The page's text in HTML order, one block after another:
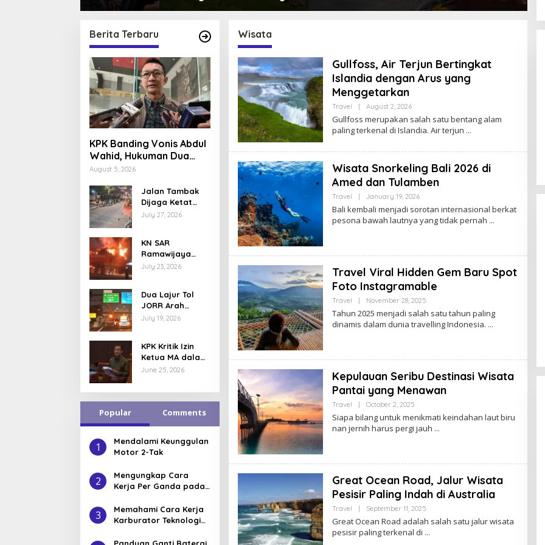
Arus yang Menggetarkan
Docking di Muara Baru
Berita Terbaru
KPK Banding Vonis Abdul
Wahid, Hukuman Dua
Tahun Kembali Diuji
August 5, 2026
Jalan Tambak
Dijaga Ketat
Usai Bentrokan
July 27, 2026
KN SAR
Ramawijaya
Mentawai
Muara Baru
July 23, 2026
Dua Lajur Tol
JORR Arah
Cakung Ditutup
Kendaraan
July 19, 2026
KPK Kritik Izin
Ketua MA dalam
OTT Hakim,
Masuk Akal
June 25, 2026
Popular Comments
1
Mendalami Keunggulan
Motor 2-Tak
2
Mengungkap Cara
Kerja Per Ganda pada
3
Memahami Cara Kerja
Karburator Teknologi
Wisata
Gullfoss, Air Terjun Bertingkat
Islandia dengan Arus yang
Menggetarkan
Travel | August 2, 2026By
Gullfoss merupakan salah satu bentang alam
paling terkenal di Islandia. Air terjun
Wisata Snorkeling Bali 2026 di
Amed dan Tulamben
Travel | January 19, 2026By
Bali kembali menjadi sorotan internasional berkat
pesona bawah lautnya yang tidak pernah
Travel Viral Hidden Gem Baru Spot
Foto Instagramable
Travel | November 28, 2025By
Tahun 2025 menjadi salah satu tahun paling
dinamis dalam dunia travelling Indonesia.
Kepulauan Seribu Destinasi Wisata
Pantai yang Menawan
Travel | October 2, 2025By
Siapa bilang untuk menikmati keindahan laut biru
nan jernih harus pergi jauh
Great Ocean Road, Jalur Wisata
Pesisir Paling Indah di Australia
Travel | September 11, 2025By
Great Ocean Road adalah salah satu jalur wisata
pesisir paling terkenal di
Teka teki Satoshi Nakamoto
Memanas Lagi, Identitas Pencipta
Bitcoin Mulai Terungkap?
In Teknologi | April 18, 2026